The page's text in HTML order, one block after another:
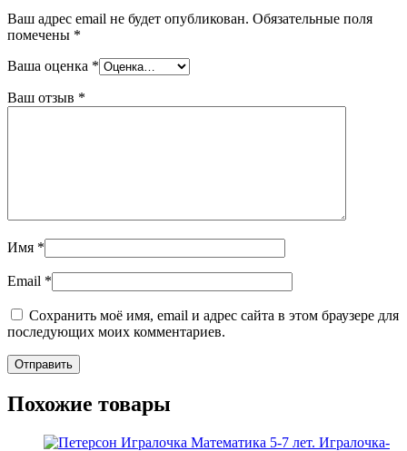
Ваш адрес email не будет опубликован. Обязательные поля
помечены *
Ваша оценка *
Ваш отзыв *
Имя *
Email *
Сохранить моё имя, email и адрес сайта в этом браузере для
последующих моих комментариев.
Похожие товары